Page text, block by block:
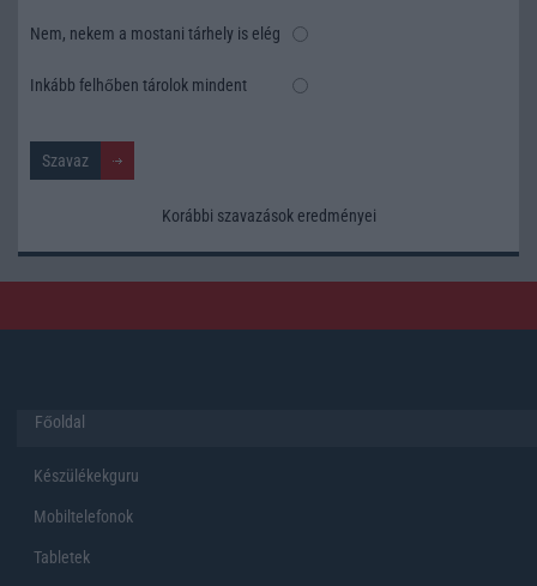
Nem, nekem a mostani tárhely is elég
Inkább felhőben tárolok mindent
Korábbi szavazások eredményei
Főoldal
Készülékekguru
Mobiltelefonok
Tabletek